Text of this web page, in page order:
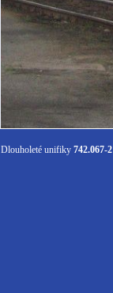
Dlouholeté unifiky 742.067-2